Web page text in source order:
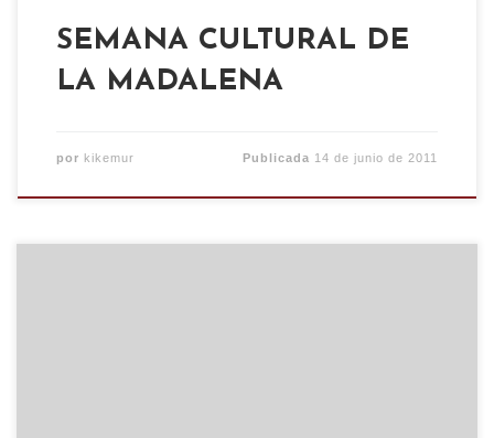
SEMANA CULTURAL DE
LA MADALENA
por kikemur Publicada 14 de junio de 2011